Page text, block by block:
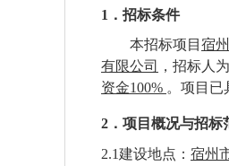
1．招标条件
本招标项目 宿
有限公司
，招标人为
资金100% 。项目已
2．项目概况与招标
2.1建设地点： 宿州